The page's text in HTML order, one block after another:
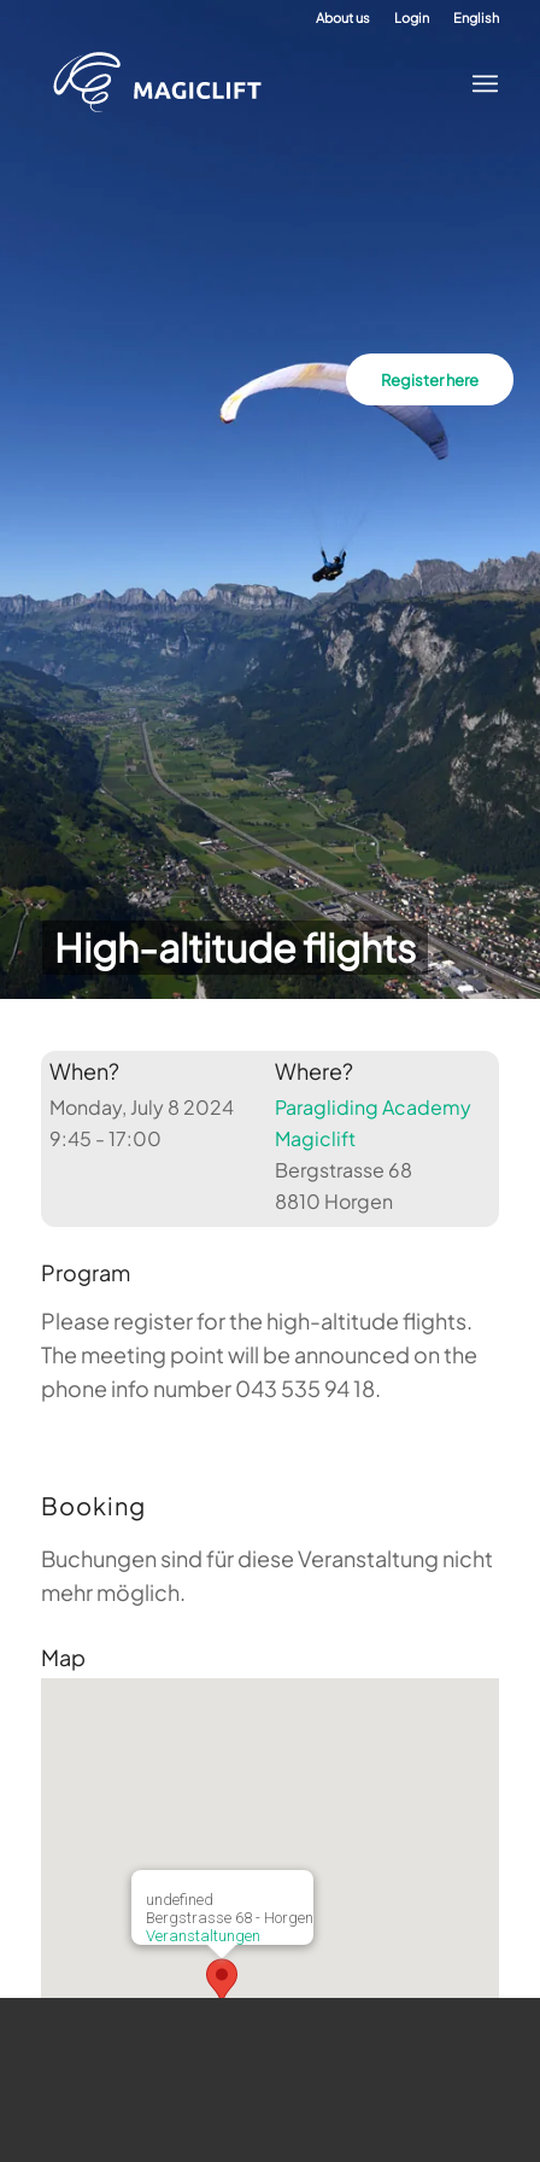
About us Login English
High-altitude flights
Register here
When?
Monday, July 8 2024
9:45 - 17:00
Where?
Paragliding Academy
Magiclift
Bergstrasse 68
8810 Horgen
Program
Please register for the high-altitude flights.
The meeting point will be announced on the
phone info number 043 535 94 18.
Booking
Buchungen sind für diese Veranstaltung nicht
mehr möglich.
Map
undefined
Bergstrasse 68 - Horgen
Veranstaltungen